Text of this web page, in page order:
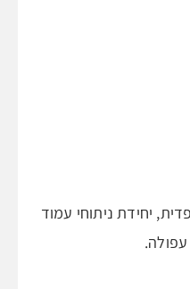
יחידת ניתוחי עמוד